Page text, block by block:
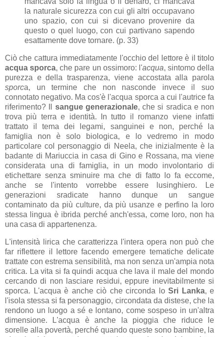
la naturale sicurezza con cui gli altri occupavano
uno spazio, con cui si dicevano provenire da
questo o quel luogo, con cui partivano sapendo
esattamente dove tornare. (p. 33)
Ciò che cattura immediatamente l'occhio del lettore è il titolo
acqua sporca, che pare un ossimoro: l'acqua, sintomo della
purezza e della trasparenza, viene accostata alla parola
sporca, un termine che non nasconde invece il suo
connotato negativo. Ma cos'è l'acqua sporca a cui l'autrice fa
riferimento? Il sangue generazionale, che si sradica e non
trova più terra e identità. In tutto il romanzo viene infatti
trattato il tema dei legami, sanguinei e non, perché la
famiglia non è solo biologica, e lo vedremo in modo
particolare col personaggio di Neela, che inizialmente è la
badante di Mariuccia in casa di Gino e Rossana, ma viene
considerata una di famiglia, in un modo involontario di
etichettare senza sminuire ma che di fatto lo fa eccome,
anche se l'intento vorrebbe essere lusinghiero. Le
generazioni sradicate hanno dunque un sangue
contaminato da più culture, da più usanze e perfino la loro
stessa lingua è ibrida perché anch'essa, come loro, non ha
una casa di appartenenza.
L'intensità lirica che caratterizza l'intera opera non può che
far riflettere il lettore facendo emergere tematiche delicate
trattate con estrema sensibilità, ma non senza un'ampia nota
critica. La vita si fa quindi acqua che lava il male del mondo
cercando di non lasciare residui, eppure inevitabilmente si
sporca. L'acqua è anche ciò che circonda lo Sri Lanka, e
l'isola stessa si fa personaggio, circondata da distese, che la
rendono un luogo a sé e lontano, come sospeso in un'altra
dimensione. L'acqua è anche la pioggia che riduce le
sorelle alla povertà, perché quando queste sono bambine, la